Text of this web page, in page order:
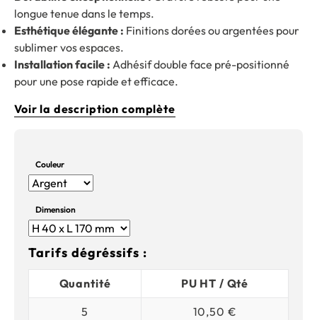
longue tenue dans le temps.
Esthétique élégante : Finitions dorées ou argentées pour
sublimer vos espaces.
Installation facile : Adhésif double face pré-positionné
pour une pose rapide et efficace.
Voir la description complète
Couleur
Dimension
Tarifs dégréssifs :
Quantité
PU HT / Qté
5
10,50 €